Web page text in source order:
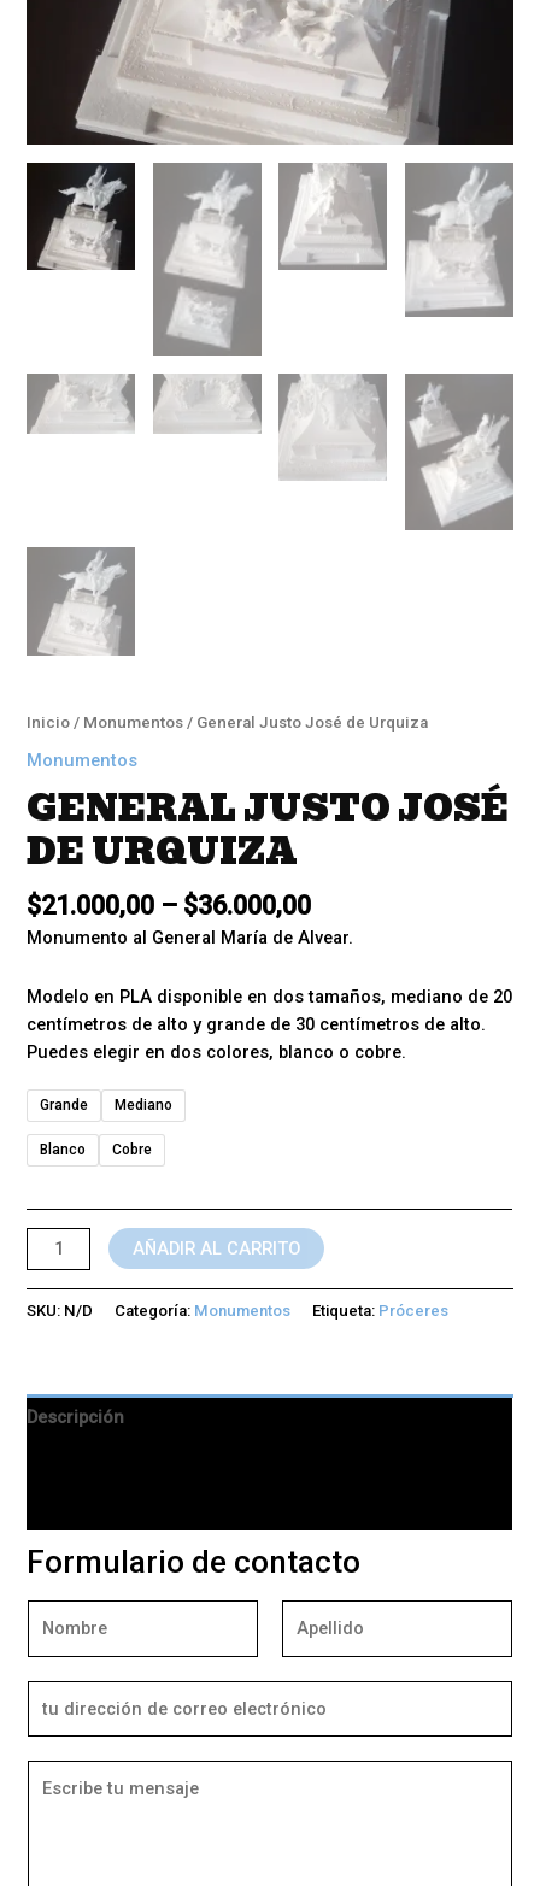
Inicio / Monumentos / General Justo José de Urquiza
Monumentos
GENERAL JUSTO JOSÉ
DE URQUIZA
$21.000,00 – $36.000,00
Monumento al General María de Alvear.
Modelo en PLA disponible en dos tamaños, mediano de 20
centímetros de alto y grande de 30 centímetros de alto.
Puedes elegir en dos colores, blanco o cobre.
Grande Mediano
Blanco Cobre
AÑADIR AL CARRITO
SKU: N/D Categoría: Monumentos Etiqueta: Próceres
Descripción
Formulario de contacto